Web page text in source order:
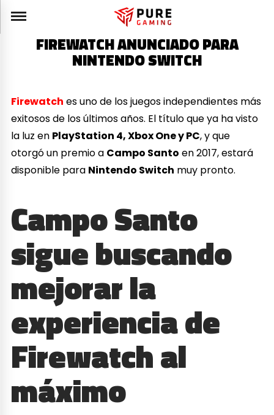
FIREWATCH ANUNCIADO PARA
NINTENDO SWITCH
Firewatch es uno de los juegos independientes más
exitosos de los últimos años. El título que ya ha visto
la luz en PlayStation 4, Xbox One y PC, y que
otorgó un premio a Campo Santo en 2017, estará
disponible para Nintendo Switch muy pronto.
Campo Santo
sigue buscando
mejorar la
experiencia de
Firewatch al
máximo